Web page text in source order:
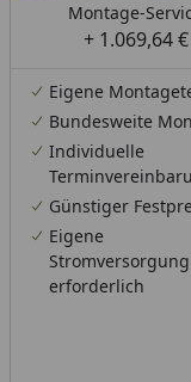
Montage-
+ 1.069,64 €
Eigene
Bundesweite
Individuelle
Günstiger
Eigene
erforderlich